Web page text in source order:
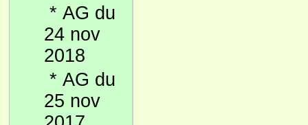
* AG du
24 nov
2018
* AG du
25 nov